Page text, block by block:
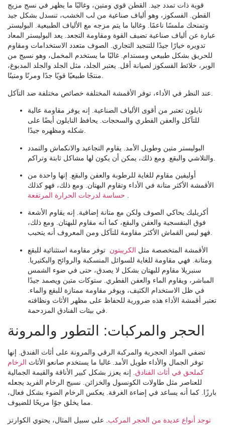
قوية ذات تمدد جيد. القطن قوي ومتين، وغالبًا ما يظهر في نسج مزيج
القطن. الفسكوز، وهو ألياف صناعية من لب الخشب، تنسدل بشكل جيد
وتمنحك ملمسًا ناعمًا. وغالبا ما يتم مزجه مع الألياف الطبيعية. البوليستر
عبارة عن ألياف صناعية تضيف القوة ومقاومة التجعد. يعد البوليستر المعاد
تدويره خيارًا جيدًا للتنجيد التجاري. الصوف متعدد الاستخدامات ومقاوم
للحريق بشكل طبيعي ومستدام. غالبًا ما يستخدم المخمل، وهو نسيج من
الوبر، خلائط الفسكوز لصيانة أقل. يعتبر الجلد، مثل الجلد والجلد المدبوغ،
منتجًا طبيعيًا قويًا جدًا ومرنًا ومتينًا.
نايلون تعتبر من أقوى الألياف الصناعية. إنه يوفر مقاومة عالية
للتآكل والعفن الفطري والسحجات. يحافظ النايلون أيضًا على
شكله ومظهره جيدًا.
البوليستر متين وطويل الأمد. يقاوم التجاعيد والانكماش والتمدد
أوليفين مقاوم للغاية للرطوبة والعفن والبقع. إنها واحدة من
الأقمشة الأكثر متانة في الأداء وتقاوم البهتان. ومع ذلك، فهو كذلك
أكريليك يحاكي الصوف ولكن مع متانة إضافية. إنه يقاوم الأشعة
فوق البنفسجية والعفن والبقع، كما أنه مقاوم للبهتان. ومع ذلك،
فهو ليس القماش الأكثر مقاومة للتآكل ومن المعروف أنه يتحبب.
الأقمشة المتخصصة مثل الكريبتون توفر مقاومة استثنائية للبقع
ومتانة. فهي مقاومة للغاية للسوائل المنسكبة والروائح والبكتيريا.
سنبريلا مقاوم للبهتان بشكل لا يصدق، حتى في ضوء الشمس
المباشر، ويقاوم الماء والعفن الفطري. ستوكات متين ويصمد جيدًا
في ظل الاستخدام الكثيف، ويوفر مقاومة ممتازة للبقع والماء.
تعتبر أقمشة الأداء هذه ضرورية للحفاظ على مظهر الأثاث ونظافته
الحجر والمركبات: التطور والمرونة
تضفي المواد الحجرية والمركبة الرقي والمرونة على أثاث الفندق. إنها
توفر الجمال والأداء طويل الأمد. غالبا ما يستخدم صانعو الأثاث الرخام
كملحق في أثاث الفنادق . إنه يعزز بشكل كبير الأناقة والقيمة الجمالية
للعناصر مثل طاولات الكونسول والخزائن. نسيج الرخام الفريد يجعله
بارزًا. كما أنه يساعد في إضاءة الغرفة. يعكس الرخام الضوء بشكل فعال،
توجد أنواع عديدة من الحجر المركب . على سبيل المثال، يحتوي الكوارتز